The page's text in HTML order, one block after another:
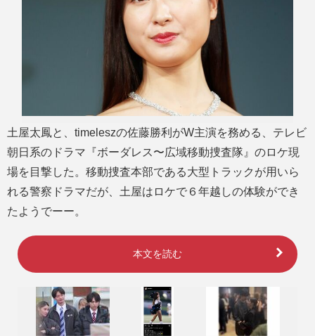
土屋太鳳と、timeleszの佐藤勝利がW主演を務める、テレビ
朝日系のドラマ『ボーダレス〜広域移動捜査隊』のロケ現
場を目撃した。移動捜査本部である大型トラックが用いら
れる警察ドラマだが、土屋はロケで６年越しの体験ができ
たようでーー。
本文を読む